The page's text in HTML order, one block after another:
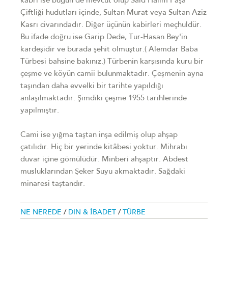
Çiftliği hudutları içinde, Sultan Murat veya Sultan Aziz
Kasrı civarındadır. Diğer üçünün kabirleri meçhuldür.
Bu ifade doğru ise Garip Dede, Tur-Hasan Bey'in
kardeşidir ve burada şehit olmuştur.( Alemdar Baba
Türbesi bahsine bakınız.) Türbenin karşısında kuru bir
çeşme ve köyün camii bulunmaktadır. Çeşmenin ayna
taşından daha evvelki bir tarihte yapıldığı
anlaşılmaktadır. Şimdiki çeşme 1955 tarihlerinde
yapılmıştır.
Cami ise yığma taştan inşa edilmiş olup ahşap
çatılıdır. Hiç bir yerinde kitâbesi yoktur. Mihrabı
duvar içine gömülüdür. Minberi ahşaptır. Abdest
musluklarından Şeker Suyu akmaktadır. Sağdaki
minaresi taştandır.
NE NEREDE / DIN & İBADET / TÜRBE